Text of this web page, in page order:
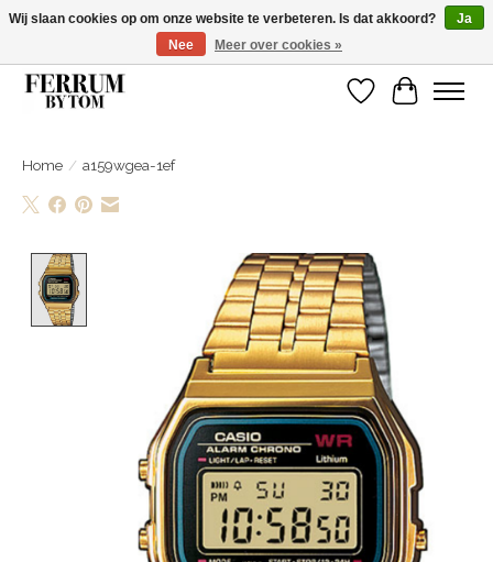
Wij zijn gelsoten van 14 tm 18 februari
Verlanglijst
Home / a159wgea-1ef
Product image slideshow Items
Wij slaan cookies op om onze website te verbeteren. Is dat akkoord?
Ja
Nee
Meer over cookies »